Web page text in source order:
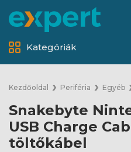
Kategóriák
Kezdőoldal Periféria Egyéb
Snakebyte
USB Charge
töltőkábel